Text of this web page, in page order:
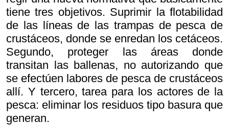
tiene tres objetivos. Suprimir la flotabilidad
de las líneas de las trampas de pesca de
crustáceos, donde se enredan los cetáceos.
Segundo, proteger las áreas donde
transitan las ballenas, no autorizando que
se efectúen labores de pesca de crustáceos
allí. Y tercero, tarea para los actores de la
pesca: eliminar los residuos tipo basura que
generan.